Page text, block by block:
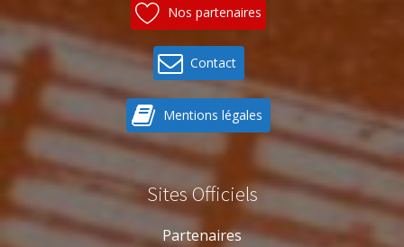
Nos partenaires
Contact
Mentions légales
Sites Officiels
Partenaires